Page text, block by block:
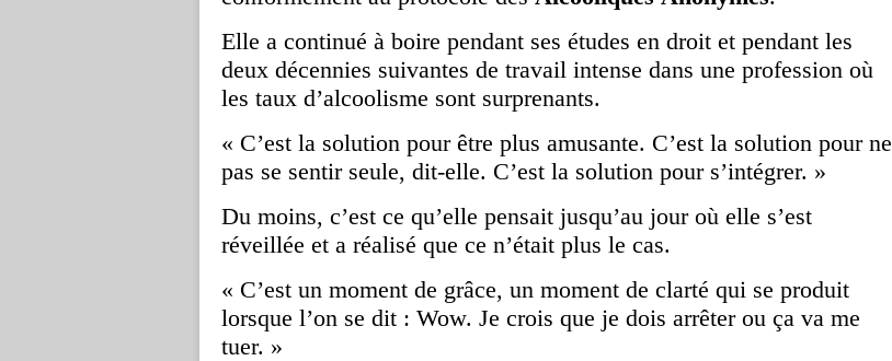
Elle a continué à boire pendant ses études en droit et pendant les
deux décennies suivantes de travail intense dans une profession où
les taux d’alcoolisme sont surprenants.
« C’est la solution pour être plus amusante. C’est la solution pour ne
pas se sentir seule, dit-elle. C’est la solution pour s’intégrer. »
Du moins, c’est ce qu’elle pensait jusqu’au jour où elle s’est
réveillée et a réalisé que ce n’était plus le cas.
« C’est un moment de grâce, un moment de clarté qui se produit
lorsque l’on se dit : Wow. Je crois que je dois arrêter ou ça va me
tuer. »